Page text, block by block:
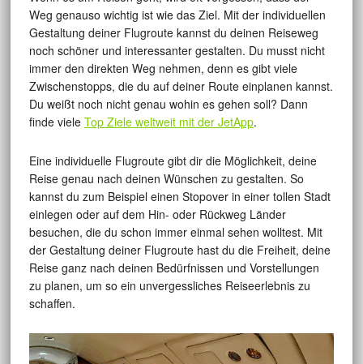
Weg genauso wichtig ist wie das Ziel. Mit der individuellen
Gestaltung deiner Flugroute kannst du deinen Reiseweg
noch schöner und interessanter gestalten. Du musst nicht
immer den direkten Weg nehmen, denn es gibt viele
Zwischenstopps, die du auf deiner Route einplanen kannst.
Du weißt noch nicht genau wohin es gehen soll? Dann
finde viele Top Ziele weltweit mit der JetApp.
Eine individuelle Flugroute gibt dir die Möglichkeit, deine
Reise genau nach deinen Wünschen zu gestalten. So
kannst du zum Beispiel einen Stopover in einer tollen Stadt
einlegen oder auf dem Hin- oder Rückweg Länder
besuchen, die du schon immer einmal sehen wolltest. Mit
der Gestaltung deiner Flugroute hast du die Freiheit, deine
Reise ganz nach deinen Bedürfnissen und Vorstellungen
zu planen, um so ein unvergessliches Reiseerlebnis zu
schaffen.